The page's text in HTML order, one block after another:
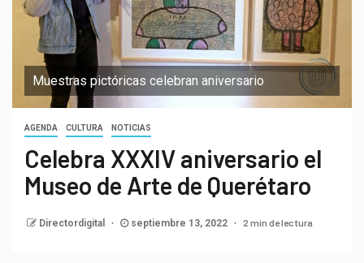
Muestras pictóricas celebran aniversario
AGENDA CULTURA NOTICIAS
Celebra XXXIV aniversario el
Museo de Arte de Querétaro
Directordigital septiembre 13, 2022 2 min de lectura